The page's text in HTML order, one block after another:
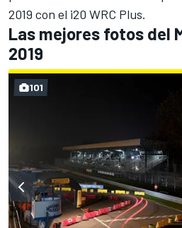
2019 con el i20 WRC Plus.
Las mejores fotos del
2019
101